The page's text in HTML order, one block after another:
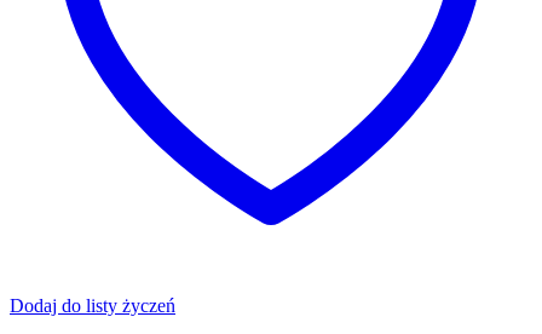
Dodaj do listy życzeń